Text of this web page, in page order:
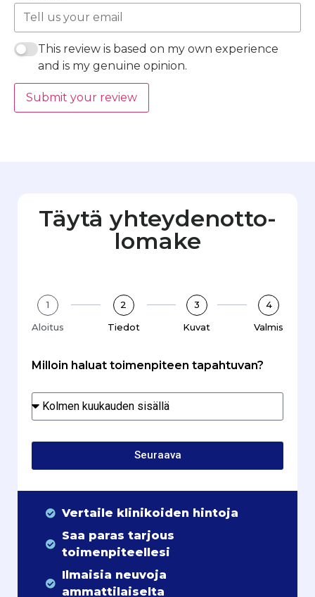
This review is based on my own experience
and is my genuine opinion.
Submit your review
Täytä yhteydenotto­
lomake
1
Aloitus
2
Tiedot
3
Kuvat
4
Valmis
Milloin haluat toimenpiteen tapahtuvan?
Seuraava
Vertaile klinikoiden hintoja
Saa paras tarjous
toimenpiteellesi
Ilmaisia neuvoja
ammattilaiselta